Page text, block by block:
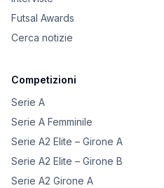
Futsal Awards
Cerca notizie
Competizioni
Serie A
Serie A Femminile
Serie A2 Elite – Girone A
Serie A2 Elite – Girone B
Serie A2 Girone A